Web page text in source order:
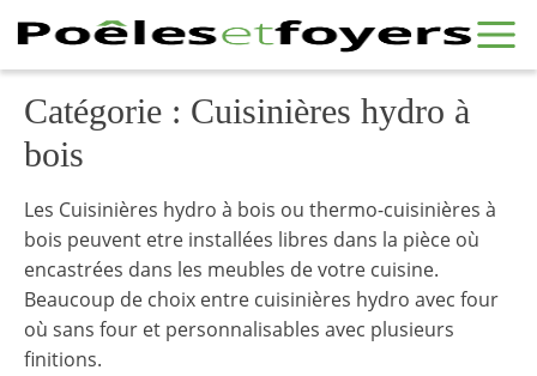
Catégorie : Cuisinières hydro à
bois
Les Cuisinières hydro à bois ou thermo-cuisinières à
bois peuvent etre installées libres dans la pièce où
encastrées dans les meubles de votre cuisine.
Beaucoup de choix entre cuisinières hydro avec four
où sans four et personnalisables avec plusieurs
finitions.